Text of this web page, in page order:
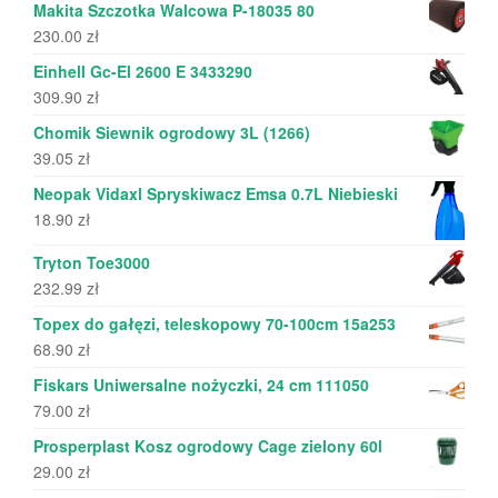
Makita Szczotka Walcowa P-18035 80
230.00 zł
Einhell Gc-El 2600 E 3433290
309.90 zł
Chomik Siewnik ogrodowy 3L (1266)
39.05 zł
Neopak Vidaxl Spryskiwacz Emsa 0.7L Niebieski
18.90 zł
Tryton Toe3000
232.99 zł
Topex do gałęzi, teleskopowy 70-100cm 15a253
68.90 zł
Fiskars Uniwersalne nożyczki, 24 cm 111050
79.00 zł
Prosperplast Kosz ogrodowy Cage zielony 60l
29.00 zł